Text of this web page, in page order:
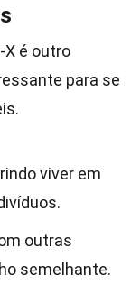
é outro
para se
viver em
outras
semelhante.